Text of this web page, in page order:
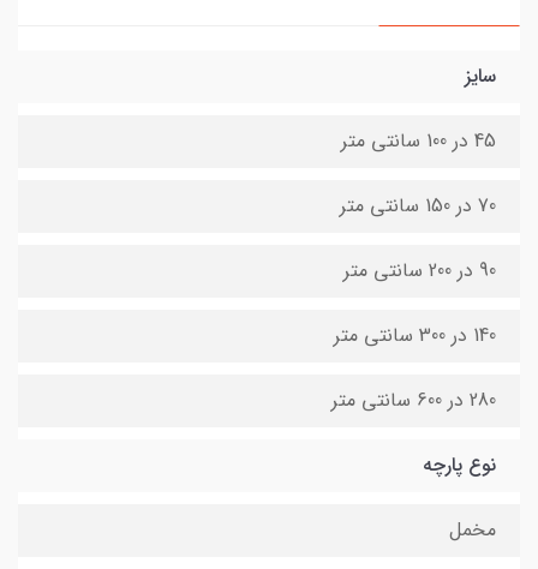
سایز
45 در 100 سانتی متر
70 در 150 سانتی متر
90 در 200 سانتی متر
140 در 300 سانتی متر
280 در 600 سانتی متر
نوع پارچه
مخمل